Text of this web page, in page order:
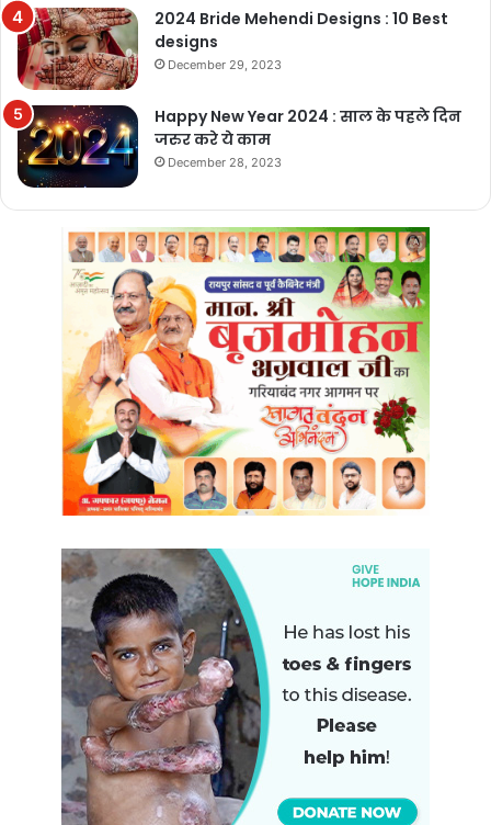
2024 Bride Mehendi Designs : 10 Best
designs
December 29, 2023
Happy New Year 2024 : साल के पहले दिन
जरुर करे ये काम
December 28, 2023